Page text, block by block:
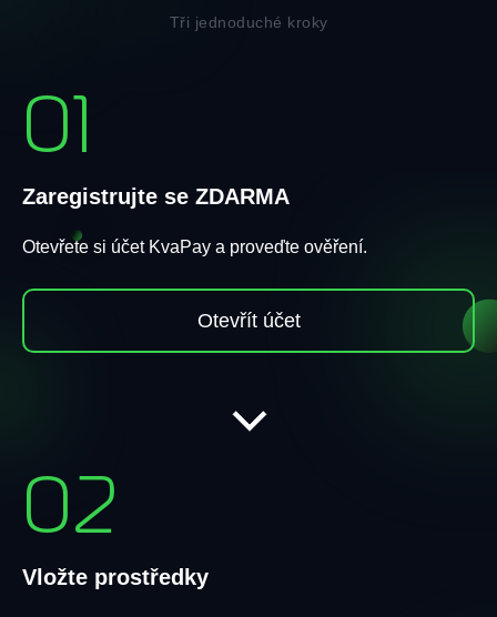
Tři jednoduché kroky
01
Zaregistrujte se ZDARMA
Otevřete si účet KvaPay a proveďte ověření.
Otevřít účet
02
Vložte prostředky